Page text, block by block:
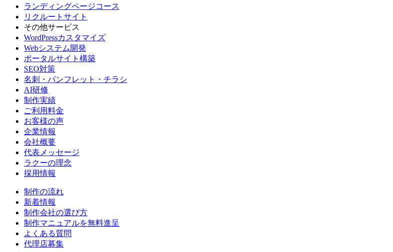
ランディングページコース
リクルートサイト
その他サービス
WordPressカスタマイズ
Webシステム開発
ポータルサイト構築
SEO対策
名刺・パンフレット・チラシ
AI研修
制作実績
ご利用料金
お客様の声
企業情報
会社概要
代表メッセージ
ラクーの理念
採用情報
制作の流れ
新着情報
制作会社の選び方
制作マニュアルを無料進呈
よくある質問
代理店募集